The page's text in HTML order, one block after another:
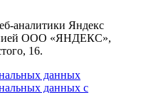
аналитики Яндекс
ООО «ЯНДЕКС»,
16.
данных
данных с